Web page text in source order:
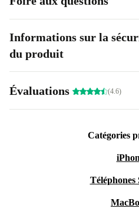
Informations sur la
du produit
Évaluations (4.6)
Catégories
Téléphones